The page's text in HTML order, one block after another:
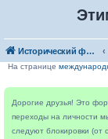
Исторический форум
На странице
Дорогие друзья! Это
переходы на личности
следуют блокировки